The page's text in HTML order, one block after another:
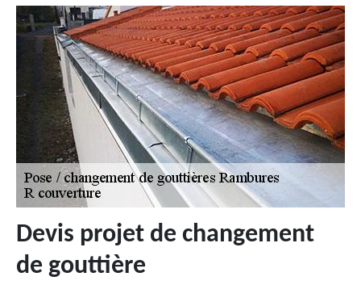
Devis projet de changement
de gouttière